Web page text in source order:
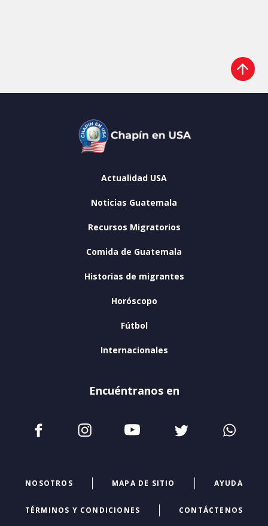
Actualidad USA
Noticias Guatemala
Recursos Migratorios
Comida de Guatemala
Historias de migrantes
Horóscopo
Fútbol
Internacionales
Encuéntranos en
NOSOTROS MAPA DE SITIO AYUDA
TÉRMINOS Y CONDICIONES CONTÁCTENOS